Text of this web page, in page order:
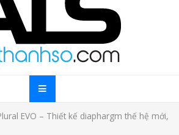
EVO – Thiết kế diaphargm thế hệ mới,